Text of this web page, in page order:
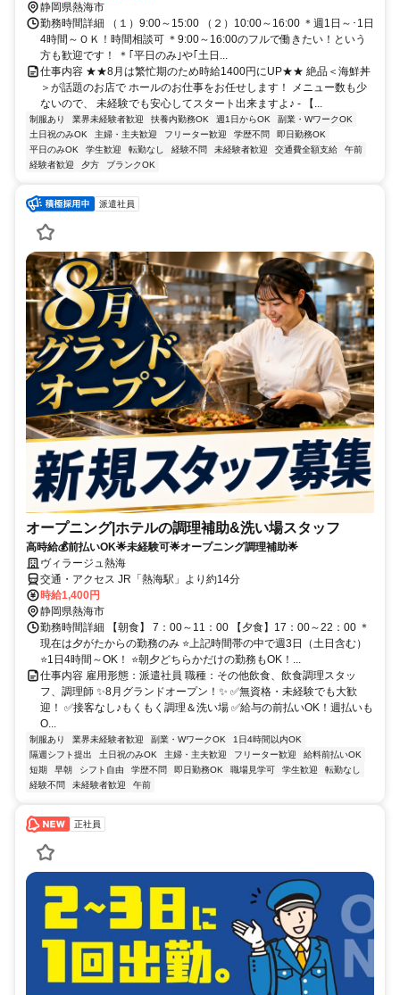
静岡県熱海市
勤務時間詳細 （１）9:00～15:00 （２）10:00～16:00 ＊週1日～･1日
4時間～ＯＫ！時間相談可 ＊9:00～16:00のフルで働きたい！という
方も歓迎です！ ＊｢平日のみ｣や｢土日...
仕事内容 ★★8月は繁忙期のため時給1400円にUP★★ 絶品＜海鮮丼
＞が話題のお店で ホールのお仕事をお任せします！ メニュー数も少
ないので、 未経験でも安心してスタート出来ますよ♪ - 【...
制服あり 業界未経験者歓迎 扶養内勤務OK 週1日からOK
副業・WワークOK
土日祝のみOK
主婦・主夫歓迎 フリーター歓迎 学歴不問
即日勤務OK
平日のみOK
学生歓迎 転勤なし 経験不問 未経験者歓迎 交通費全額支給
午前
経験者歓迎
夕方 ブランクOK
派遣社員
オープニング|ホテルの調理補助&洗い場スタッフ
高時給💰前払いOK🌟未経験可🌟オープニング調理補助🌟
ヴィラージュ熱海
交通・アクセス JR「熱海駅」より約14分
時給1,400円
静岡県熱海市
勤務時間詳細 【朝食】 7：00～11：00 【夕食】17：00～22：00 ＊
現在は夕がたからの勤務のみ ⭐上記時間帯の中で週3日（土日含む）
⭐1日4時間～OK！ ⭐朝夕どちらかだけの勤務もOK！...
仕事内容 雇用形態：派遣社員 職種：その他飲食、飲食調理スタッ
フ、調理師 ✨8月グランドオープン！✨ ✅無資格・未経験でも大歓
迎！ ✅接客なし♪もくもく調理＆洗い場 ✅給与の前払いOK！週払いも
O...
制服あり 業界未経験者歓迎 副業・WワークOK
1日4時間以内OK
隔週シフト提出
土日祝のみOK 主婦・主夫歓迎 フリーター歓迎
給料前払いOK
短期
早朝 シフト自由 学歴不問 即日勤務OK 職場見学可 学生歓迎
転勤なし
経験不問
未経験者歓迎 午前
正社員